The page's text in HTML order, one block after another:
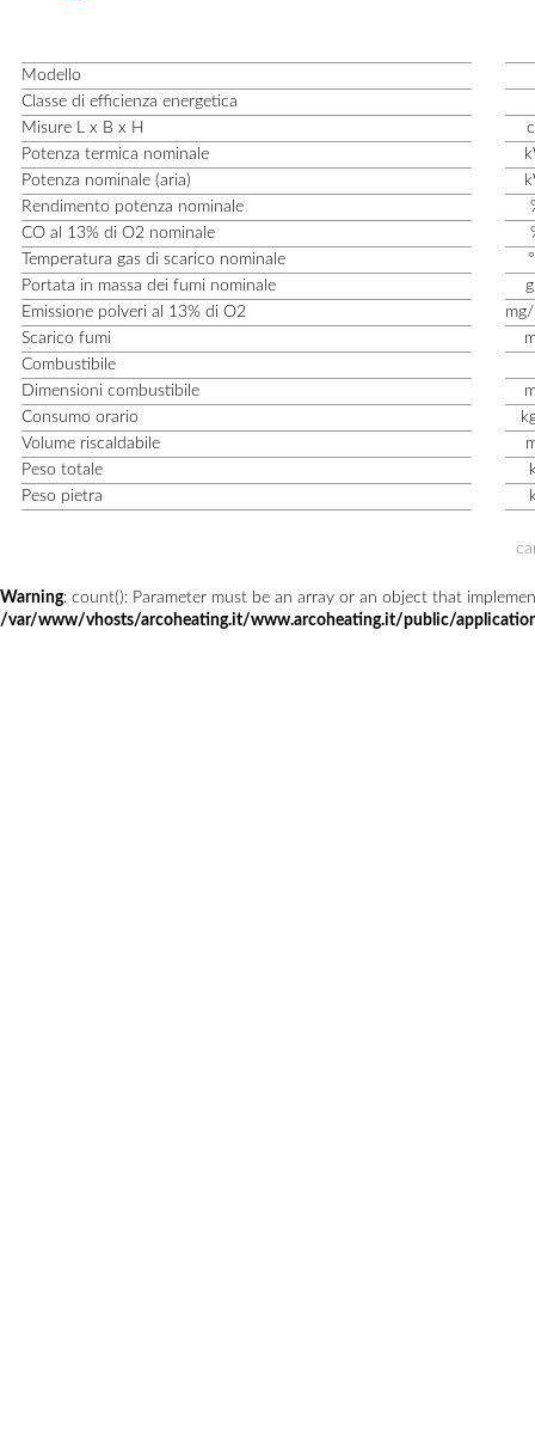
Modello
Classe di efficienza energetica
Misure L x B x H
Potenza termica nominale
Potenza nominale (aria)
Rendimento potenza nominale
CO al 13% di O2 nominale
Temperatura gas di scarico nominale
Portata in massa dei fumi nominale
Emissione polveri al 13% di O2
Scarico fumi
Combustibile
Dimensioni combustibile
Consumo orario
Volume riscaldabile
Peso totale
Peso pietra
Warning: count(): Parameter must be an array or an object that
/var/www/vhosts/arcoheating.it/www.arcoheating.it/public/